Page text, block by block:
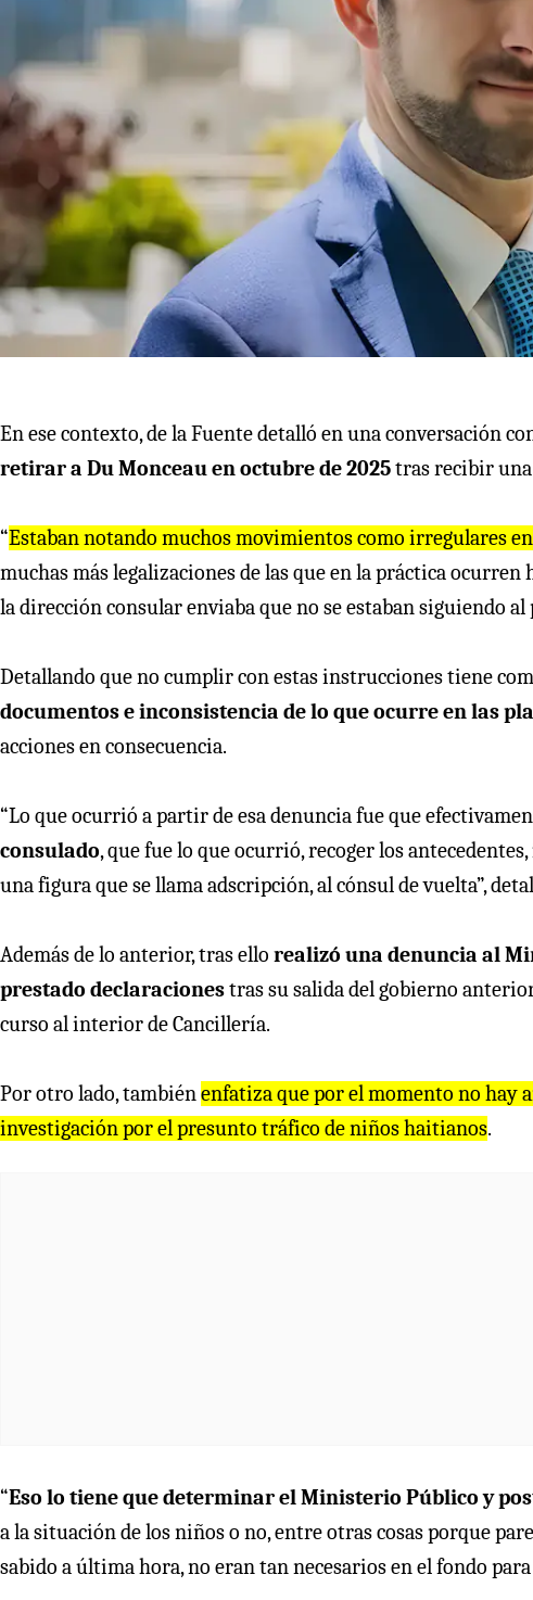
En ese contexto, de la Fuente detalló en una conversación
retirar a Du Monceau en octubre de 2025tras recibir una
“Estaban notando muchos movimientos como irregulares
muchas más legalizaciones de las que en la práctica
la dirección consular enviaba que no se estaban siguiendo al
Detallando que no cumplir con estas instrucciones tiene
documentos e inconsistencia de lo que ocurre en las
acciones en consecuencia.
“Lo que ocurrió a partir de esa denuncia fue que
consulado, que fue lo que ocurrió, recoger los antecedentes,
una figura que se llama adscripción, al cónsul de vuelta”,
Además de lo anterior, tras ello realizó una denuncia al
prestado declaracionestras su salida del gobierno
curso al interior de Cancillería.
Por otro lado, tambiénenfatiza que por el momento no hay
investigación por el presunto tráfico de niños haitianos.
“Eso lo tiene que determinar el Ministerio Público y
a la situación de los niños o no, entre otras cosas porque
sabido a última hora, no eran tan necesarios en el fondo